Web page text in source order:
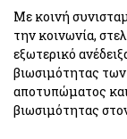
Με κοινή
την κοινωνία,
εξωτερικό
βιωσιμότητας
αποτυπώματος
βιωσιμότητας